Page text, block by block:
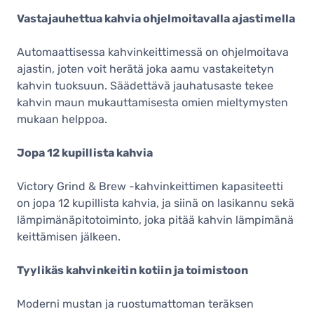
Vastajauhettua kahvia ohjelmoitavalla ajastimella
Automaattisessa kahvinkeittimessä on ohjelmoitava
ajastin, joten voit herätä joka aamu vastakeitetyn
kahvin tuoksuun. Säädettävä jauhatusaste tekee
kahvin maun mukauttamisesta omien mieltymysten
mukaan helppoa.
Jopa 12 kupillista kahvia
Victory Grind & Brew -kahvinkeittimen kapasiteetti
on jopa 12 kupillista kahvia, ja siinä on lasikannu sekä
lämpimänäpitotoiminto, joka pitää kahvin lämpimänä
keittämisen jälkeen.
Tyylikäs kahvinkeitin kotiin ja toimistoon
Moderni mustan ja ruostumattoman teräksen